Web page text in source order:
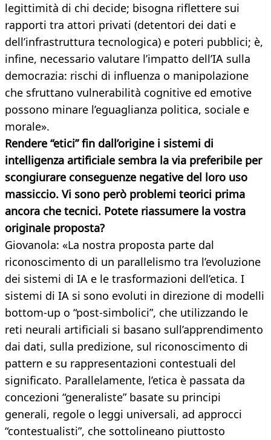
legittimità di chi decide; bisogna riflettere sui
rapporti tra attori privati (detentori dei dati e
dell’infrastruttura tecnologica) e poteri pubblici; è,
infine, necessario valutare l’impatto dell’IA sulla
democrazia: rischi di influenza o manipolazione
che sfruttano vulnerabilità cognitive ed emotive
possono minare l’eguaglianza politica, sociale e
morale».
Rendere “etici” fin dall’origine i sistemi di
intelligenza artificiale sembra la via preferibile per
scongiurare conseguenze negative del loro uso
massiccio. Vi sono però problemi teorici prima
ancora che tecnici. Potete riassumere la vostra
originale proposta?
Giovanola: «La nostra proposta parte dal
riconoscimento di un parallelismo tra l’evoluzione
dei sistemi di IA e le trasformazioni dell’etica. I
sistemi di IA si sono evoluti in direzione di modelli
bottom-up o “post-simbolici”, che utilizzando le
reti neurali artificiali si basano sull’apprendimento
dai dati, sulla predizione, sul riconoscimento di
pattern e su rappresentazioni contestuali del
significato. Parallelamente, l’etica è passata da
concezioni “generaliste” basate su principi
generali, regole o leggi universali, ad approcci
“contestualisti”, che sottolineano piuttosto